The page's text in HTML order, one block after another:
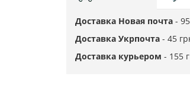
Доставка Новая почта -
Доставка Укрпочта - 45
Доставка курьером - 155